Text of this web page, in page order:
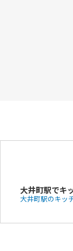
大井町駅でキ
大井町駅のキッ